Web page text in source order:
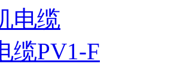
电缆
缆PV1-F